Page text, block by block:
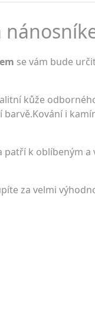
se vám bude
kůže
i
patří k oblíbeným
za velmi